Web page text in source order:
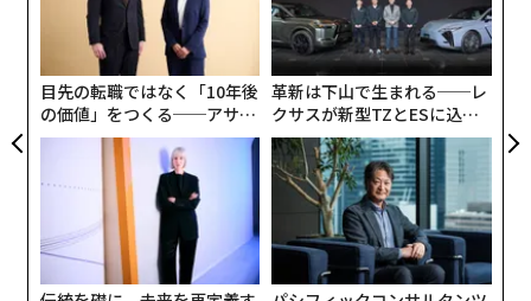
目先の転職ではなく「10年後
の価値」をつくる──アサイ
ンの長期伴走型支援とは
革新は下山で生まれる──レ
クサスが新型TZとESに込め
た「DISCOVER」の哲学